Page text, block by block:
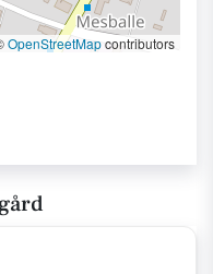
OpenStreetMapcontributors